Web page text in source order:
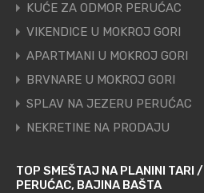
KUĆE ZA ODMOR PERUĆAC
VIKENDICE U MOKROJ GORI
APARTMANI U MOKROJ GORI
BRVNARE U MOKROJ GORI
SPLAV NA JEZERU PERUĆAC
NEKRETINE NA PRODAJU
TOP SMEŠTAJ NA PLANINI TARI
PERUĆAC, BAJINA BAŠTA